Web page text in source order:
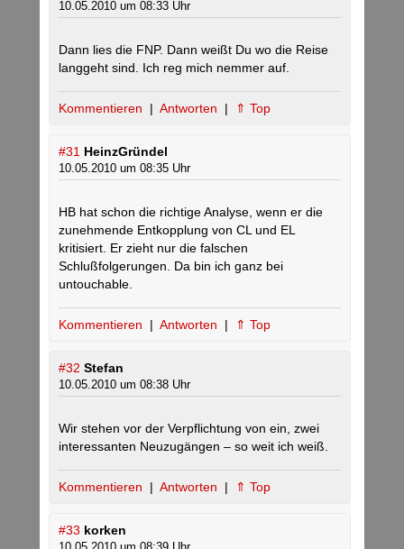
10.05.2010 um 08:33 Uhr
Dann lies die FNP. Dann weißt Du wo die Reise
langgeht sind. Ich reg mich nemmer auf.
Kommentieren | Antworten | ⇑ Top
#31 HeinzGründel
10.05.2010 um 08:35 Uhr
HB hat schon die richtige Analyse, wenn er die
zunehmende Entkopplung von CL und EL
kritisiert. Er zieht nur die falschen
Schlußfolgerungen. Da bin ich ganz bei
untouchable.
Kommentieren | Antworten | ⇑ Top
#32 Stefan
10.05.2010 um 08:38 Uhr
Wir stehen vor der Verpflichtung von ein, zwei
interessanten Neuzugängen – so weit ich weiß.
Kommentieren | Antworten | ⇑ Top
#33 korken